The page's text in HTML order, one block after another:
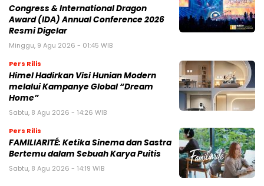
Congress & International Dragon
Award (IDA) Annual Conference 2026
Resmi Digelar
Minggu, 9 Agu 2026 - 01:45 WIB
Pers Rilis
Himel Hadirkan Visi Hunian Modern
melalui Kampanye Global “Dream
Home”
Sabtu, 8 Agu 2026 - 14:26 WIB
Pers Rilis
FAMILIARITÉ: Ketika Sinema dan Sastra
Bertemu dalam Sebuah Karya Puitis
Sabtu, 8 Agu 2026 - 14:19 WIB